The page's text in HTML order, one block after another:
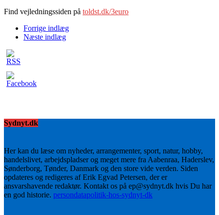
Find vejledningssiden på toldst.dk/3euro
Forrige indlæg
Næste indlæg
Sydnyt.dk
Her kan du læse om nyheder, arrangementer, sport, natur, hobby,
handelslivet, arbejdspladser og meget mere fra Aabenraa, Haderslev,
Sønderborg, Tønder, Danmark og den store vide verden. Siden
opdateres og redigeres af Erik Egvad Petersen, der er
ansvarshavende redaktør. Kontakt os på ep@sydnyt.dk hvis Du har
en god historie. persondatapolitik-hos-sydnyt-dk